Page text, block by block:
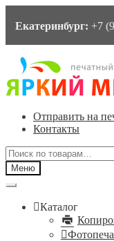
Екатеринбург: +7
Перейти
навигации
Перейти
содержимому
Отправить на
Контакты
Искать:
Меню
Каталог